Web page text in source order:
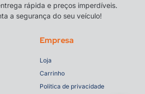
rápida e preços imperdíveis.
a segurança do seu veículo!
Empresa
Loja
Carrinho
Politica de privacidade